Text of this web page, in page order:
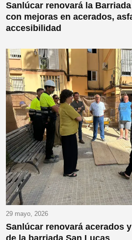
Sanlúcar renovará la
con mejoras en acerados,
accesibilidad
29 mayo, 2026
Sanlúcar renovará acerados